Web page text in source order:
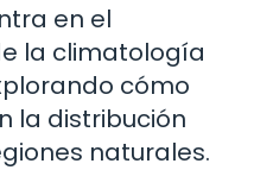
en el
la climatología
cómo
la distribución
naturales.